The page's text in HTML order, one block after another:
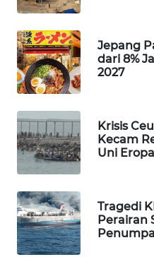
Jepang
dari 8%
2027
Krisis
Kecam
Uni Eropa
Tragedi
Perairan
WAHANA
Wahana
Network
KONSUMEN
LISTRIK
MASYARAKAT
KELISTRIKAN
WALINKI
ID